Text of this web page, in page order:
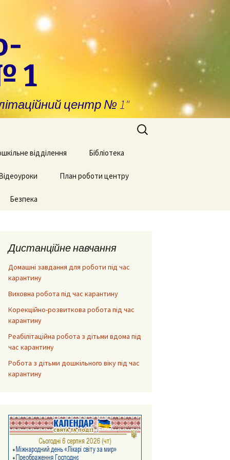
1
центр № 1"
відділення
для
дітей з КІ
Бібліотека
План роботи центру
Безпека
Дистанційне навчання
Домашні завдання для роботи під час
карантину
Виховна робота під час карантину
Корекційно-розвиткова робота під час
карантину
Реабілітаційна робота з дітьми вдома під
час карантину
Робота з дітьми дошкільного віку під час
карантину